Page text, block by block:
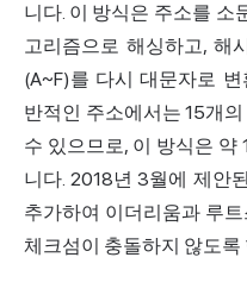
니다. 이 방식은 주소를 소
고리즘으로 해싱하고, 해
(A~F)를 다시 대문자로
반적인 주소에서는 15개
수 있으므로, 이 방식은
니다. 2018년 3월에 제안
추가하여 이더리움과 루
체크섬이 충돌하지 않도록